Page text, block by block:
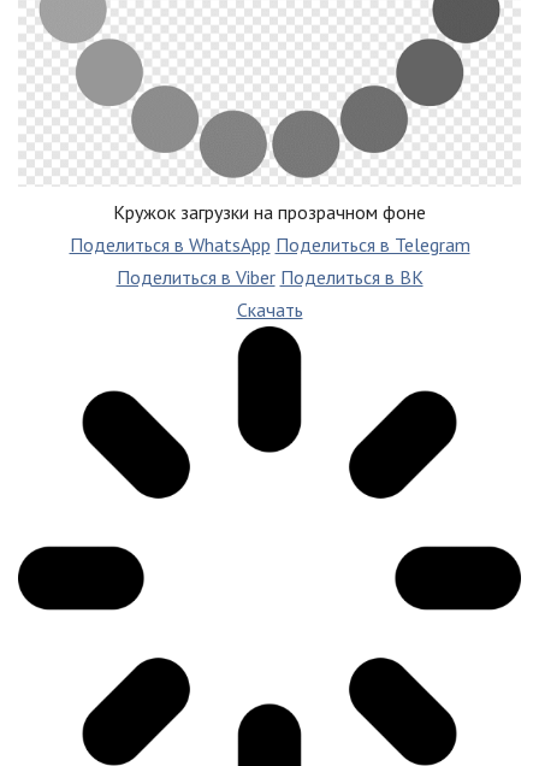
Кружок загрузки на прозрачном фоне
Поделиться в WhatsApp Поделиться в Telegram
Поделиться в Viber Поделиться в ВК
Скачать